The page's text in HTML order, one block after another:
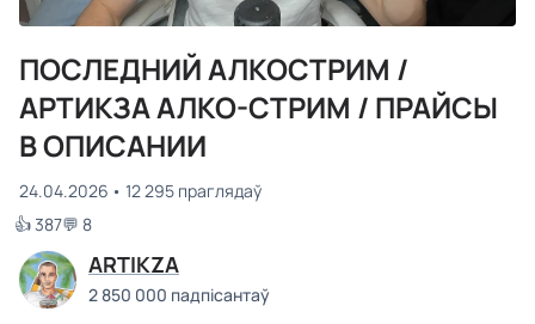
ПОСЛЕДНИЙ АЛКОСТРИМ /
АРТИКЗА АЛКО-СТРИМ / ПРАЙСЫ
В ОПИСАНИИ
24.04.2026
12 295 праглядаў
👍 387💬 8
ARTIKZA
2 850 000 падпісантаў